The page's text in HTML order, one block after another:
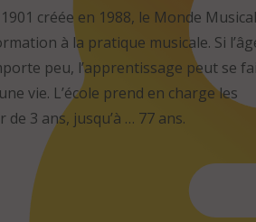
créée en 1988, le Monde
à la pratique musicale. Si
peu, l’apprentissage peut se
vie. L’école prend en charge les
3 ans, jusqu’à … 77 ans.